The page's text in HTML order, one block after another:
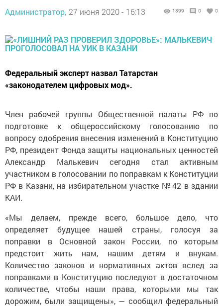
Администратор, 27 июня 2020 - 16:13 1399 0 0
Федеральный эксперт назвал Татарстан
«законодателем цифровых мод».
Член рабочей группы Общественной палаты РФ по
подготовке к общероссийскому голосованию по
вопросу одобрения внесения изменений в Конституцию
РФ, президент Фонда защиты национальных ценностей
Александр Малькевич сегодня стал активным
участником в голосовании по поправкам к Конституции
РФ в Казани, на избирательном участке № 42 в здании
КАИ.
«Мы делаем, прежде всего, большое дело, что
определяет будущее нашей страны, голосуя за
поправки в Основной закон России, по которым
предстоит жить нам, нашим детям и внукам.
Количество законов и нормативных актов вслед за
поправками в Конституцию последуют в достаточном
количестве, чтобы наши права, которыми мы так
дорожим, были защищены», — сообщил федеральный